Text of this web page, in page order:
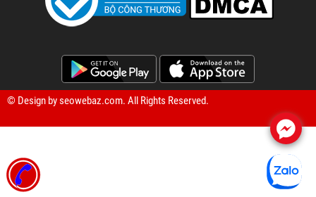
© Design byseowebaz.com. All Rights Reserved.
.